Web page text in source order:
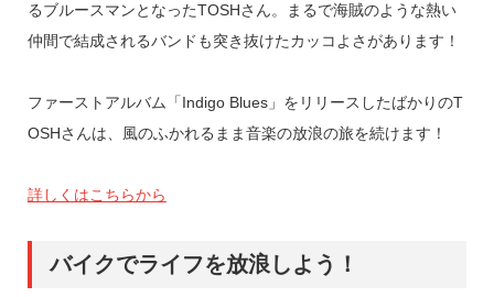
るブルースマンとなったTOSHさん。まるで海賊のような熱い
仲間で結成されるバンドも突き抜けたカッコよさがあります！
ファーストアルバム「Indigo Blues」をリリースしたばかりのT
OSHさんは、風のふかれるまま音楽の放浪の旅を続けます！
詳しくはこちらから
バイクでライフを放浪しよう！